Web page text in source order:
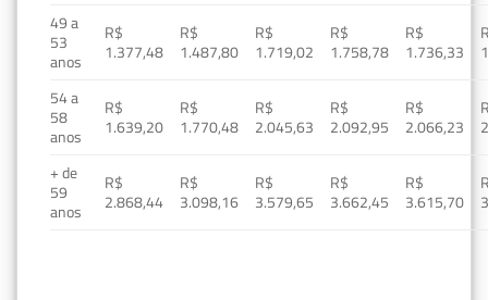
49 a
53
anos
R$
1.377,48
R$
1.487,80
R$
1.719,02
R$
1.758,78
R$
1.736,33
54 a
58
anos
R$
1.639,20
R$
1.770,48
R$
2.045,63
R$
2.092,95
R$
2.066,23
+ de
59
anos
R$
2.868,44
R$
3.098,16
R$
3.579,65
R$
3.662,45
R$
3.615,70